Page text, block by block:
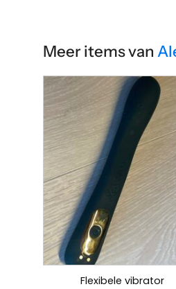
Meer items van
Flexibele vibrator